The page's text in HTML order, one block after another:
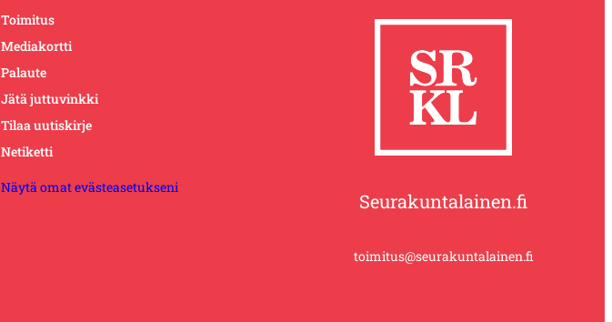
Toimitus
Mediakortti
Palaute
Jätä juttuvinkki
Tilaa uutiskirje
Netiketti
Näytä omat evästeasetukseni
Seurakuntalainen.fi
toimitus@seurakuntalainen.fi